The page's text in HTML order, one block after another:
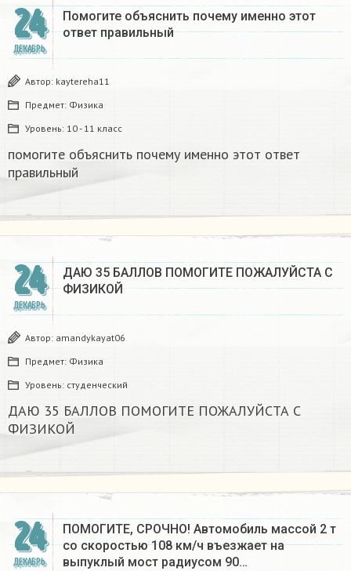
24
ДЕКАБРЬ
Помогите объяснить почему именно этот
ответ правильный
Автор: kaytereha11
Предмет: Физика
Уровень: 10 - 11 класс
помогите объяснить почему именно этот ответ
правильный
24
ДЕКАБРЬ
ДАЮ 35 БАЛЛОВ ПОМОГИТЕ ПОЖАЛУЙСТА С
ФИЗИКОЙ
Автор: amandykayat06
Предмет: Физика
Уровень: студенческий
ДАЮ 35 БАЛЛОВ ПОМОГИТЕ ПОЖАЛУЙСТА С
ФИЗИКОЙ
24
ДЕКАБРЬ
ПОМОГИТЕ, СРОЧНО! Автомобиль массой 2 т
со скоростью 108 км/ч въезжает на
выпуклый мост радиусом 90…